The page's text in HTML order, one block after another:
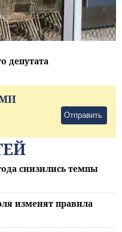
депутата
Отправить
снизились темпы
изменят правила